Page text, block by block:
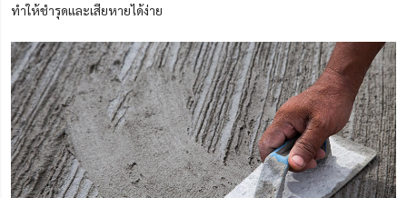
ทำให้ชำรุดและเสียหายได้ง่าย